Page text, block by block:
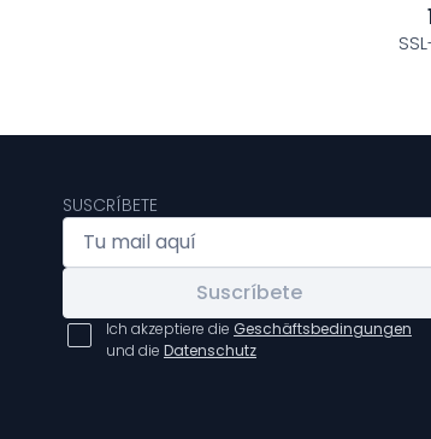
SUSCRÍBETE
Suscríbete
Ich akzeptiere die Geschäftsbedingungen
und die Datenschutz